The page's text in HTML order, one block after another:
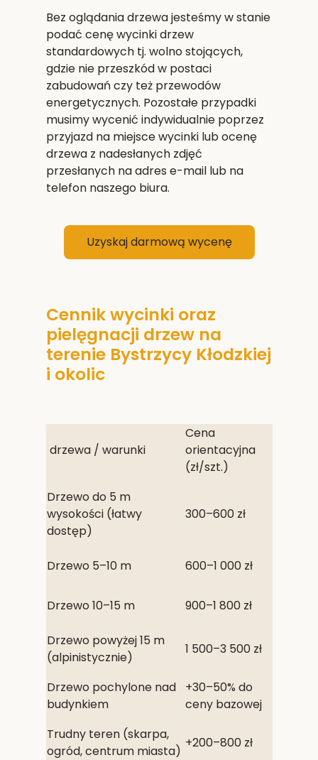
Bez oglądania drzewa jesteśmy w stanie
podać cenę wycinki drzew
standardowych tj. wolno stojących,
gdzie nie przeszkód w postaci
zabudowań czy też przewodów
energetycznych. Pozostałe przypadki
musimy wycenić indywidualnie poprzez
przyjazd na miejsce wycinki lub ocenę
drzewa z nadesłanych zdjęć
przesłanych na adres e-mail lub na
telefon naszego biura.
Uzyskaj darmową wycenę
Cennik wycinki oraz
pielęgnacji drzew na
terenie Bystrzycy Kłodzkiej
i okolic
drzewa / warunki
Cena
orientacyjna
(zł/szt.)
Drzewo do 5 m
wysokości (łatwy
dostęp)
300–600 zł
Drzewo 5–10 m 600–1 000 zł
Drzewo 10–15 m 900–1 800 zł
Drzewo powyżej 15 m
(alpinistycznie)
1 500–3 500 zł
Drzewo pochylone nad
budynkiem
+30–50% do
ceny bazowej
Trudny teren (skarpa,
ogród, centrum miasta)
+200–800 zł